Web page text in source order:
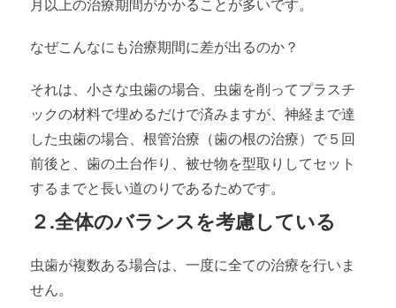
月以上の治療期間がかかることが多いです。
なぜこんなにも治療期間に差が出るのか？
それは、小さな虫歯の場合、虫歯を削ってプラスチ
ックの材料で埋めるだけで済みますが、神経まで達
した虫歯の場合、根管治療（歯の根の治療）で５回
前後と、歯の土台作り、被せ物を型取りしてセット
するまでと長い道のりであるためです。
２.全体のバランスを考慮している
虫歯が複数ある場合は、一度に全ての治療を行いま
せん。